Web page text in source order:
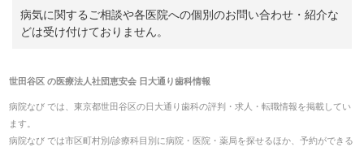
病気に関するご相談や各医院への個別のお問い合わせ・紹介な
どは受け付けておりません。
世田谷区の医療法人社団恵安会 日大通り歯科情報
病院なび では、 東京都世田谷区の日大通り歯科の評判・求人・転職情報を掲載してい
ます。
病院なび では市区町村別/診療科目別に病院・医院・薬局を探せるほか、予約ができる